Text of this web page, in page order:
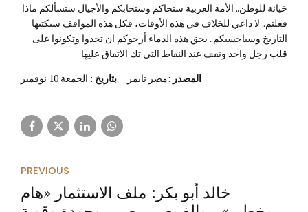
خيانة للوطن.. الأمة العربية ستحاكم وستحابكم والأجيال ستسألكم ماذا
فعلتم.. لا داعي للخلاف في هذه الأوقات، فكل هذه المواقف سيكتبها
التاريخ وسياحسبكم.. بحق هذه الدماء أرجوكم ان تحدوا وتكونوا على
قلب رجل واحد ونقف عند النقاط التي تك الاتفاق عليها
المصدر :مصر تايمز بتاريخ : الجمعة 10 نوفمبر
PREVIOUS
خالد أبو بكر: ملف الاستثمار «هام